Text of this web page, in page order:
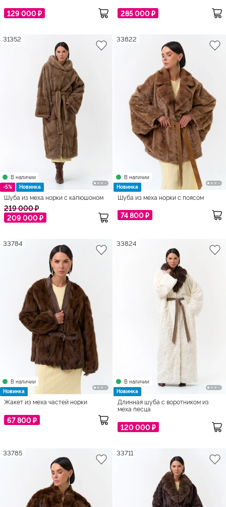
129 000 ₽ 285 000 ₽
В наличии
-5%
Новинка
31352
Шуба из меха норки с капюшоном
219 000 ₽
209 000 ₽
В наличии
Новинка
33822
Шуба из меха норки с поясом
74 800 ₽
В наличии
Новинка
33784
Жакет из меха частей норки
67 800 ₽
В наличии
Новинка
33824
Длинная шуба с воротником из
меха песца
120 000 ₽
33785 33711